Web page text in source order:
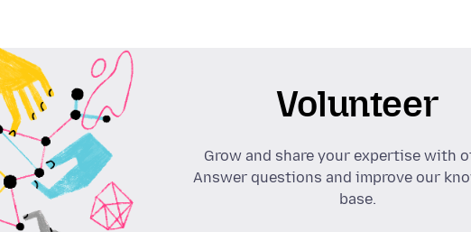
Volunteer
Grow and share your expertise with
Answer questions and improve our
base.